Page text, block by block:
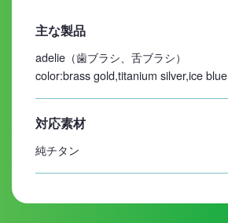
主な製品
adelie（歯ブラシ、舌ブラシ）
color:brass gold,titanium silver,ice blue
対応素材
純チタン